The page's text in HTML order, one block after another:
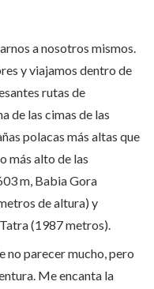
a nosotros mismos.
y viajamos dentro de
rutas de
de las cimas de las
polacas más altas que
más alto de las
m, Babia Gora
de altura) y
(1987 metros).
no parecer mucho, pero
Me encanta la